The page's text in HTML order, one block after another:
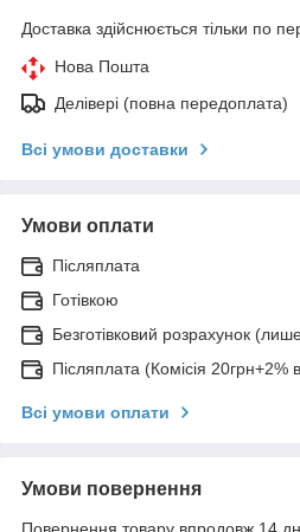
Доставка здійснюється тільки по
Нова Пошта
Делівері (повна передоплата)
Всі умови доставки
Умови оплати
Післяплата
Готівкою
Безготівковий розрахунок
Післяплата (Комісія 20грн+2%
Всі умови оплати
Умови повернення
Повернення товару впродовж 14